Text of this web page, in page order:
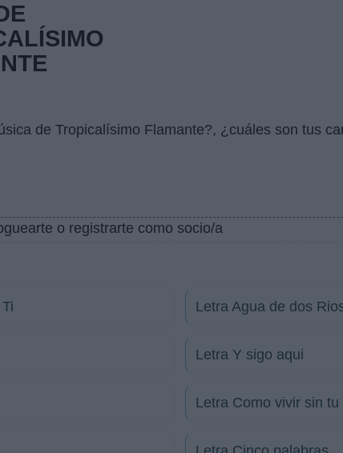
de Tropicalísimo Flamante?, ¿cuáles son tus
o registrarte como socio/a
Letra Agua de dos
Letra Y sigo aqui
Letra Como vivir sin tu